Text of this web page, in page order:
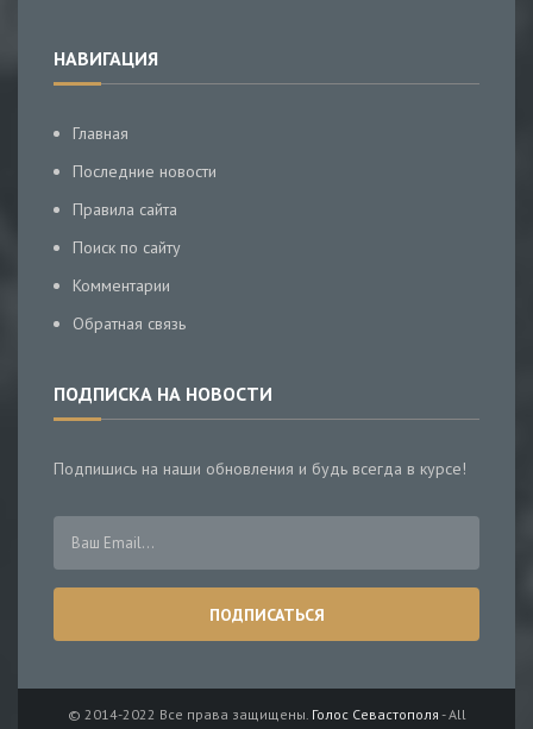
НАВИГАЦИЯ
Главная
Последние новости
Правила сайта
Поиск по сайту
Комментарии
Обратная связь
ПОДПИСКА НА НОВОСТИ
Подпишись на наши обновления и будь всегда в курсе!
© 2014-2022 Все права защищены. Голос Севастополя - All